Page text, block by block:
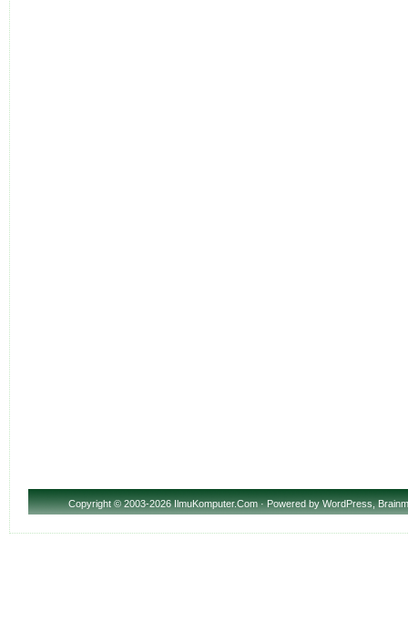
Copyright© 2003-2026 IlmuKomputer.Com · Powered byWordPress,